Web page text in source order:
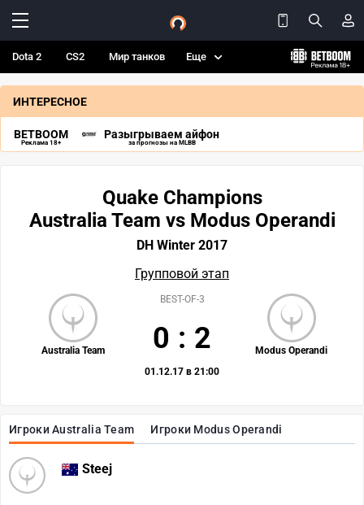
Dota 2 CS2 Мир танков Еще
ИНТЕРЕСНОЕ
BETBOOM
Реклама 18+
Разыгрываем айфон
за прогнозы на MLBB
Игроки Australia Team Игроки Modus Operandi
Steej
Quake Champions
Australia Team vs Modus Operandi
DH Winter 2017
Групповой этап
Australia Team Modus Operandi
BEST-OF-3
0 : 2
01.12.17 в 21:00